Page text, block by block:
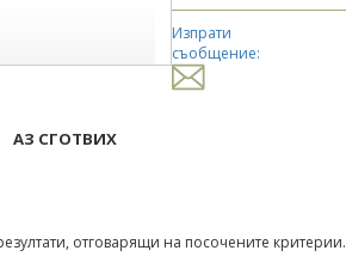
Изпрати
съобщение:
АЗ СГОТВИХ
отговарящи на посочените критерии.